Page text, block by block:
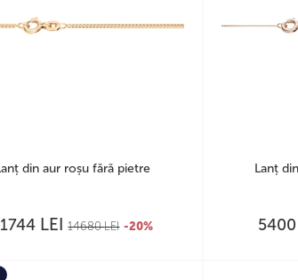
din aur roșu fără pietre
LEI 14680LEI -20%
Lanț
5400